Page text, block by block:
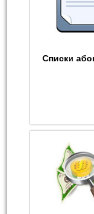
Списки